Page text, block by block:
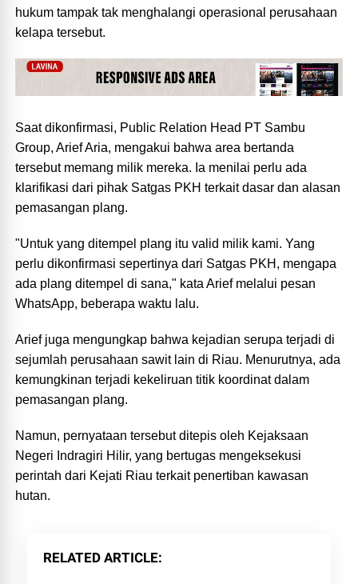
hukum tampak tak menghalangi operasional perusahaan
kelapa tersebut.
Saat dikonfirmasi, Public Relation Head PT Sambu
Group, Arief Aria, mengakui bahwa area bertanda
tersebut memang milik mereka. Ia menilai perlu ada
klarifikasi dari pihak Satgas PKH terkait dasar dan alasan
pemasangan plang.
"Untuk yang ditempel plang itu valid milik kami. Yang
perlu dikonfirmasi sepertinya dari Satgas PKH, mengapa
ada plang ditempel di sana," kata Arief melalui pesan
WhatsApp, beberapa waktu lalu.
Arief juga mengungkap bahwa kejadian serupa terjadi di
sejumlah perusahaan sawit lain di Riau. Menurutnya, ada
kemungkinan terjadi kekeliruan titik koordinat dalam
pemasangan plang.
Namun, pernyataan tersebut ditepis oleh Kejaksaan
Negeri Indragiri Hilir, yang bertugas mengeksekusi
perintah dari Kejati Riau terkait penertiban kawasan
hutan.
RELATED ARTICLE